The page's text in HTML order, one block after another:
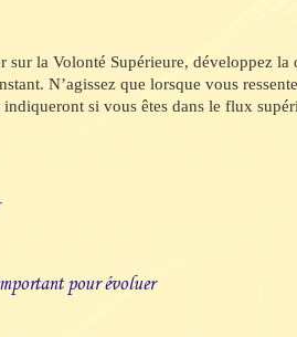
sur la Volonté Supérieure, développez
N’agissez que lorsque vous
si vous êtes dans le flux
pour évoluer